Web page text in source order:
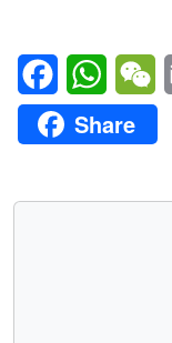
Facebook
Share